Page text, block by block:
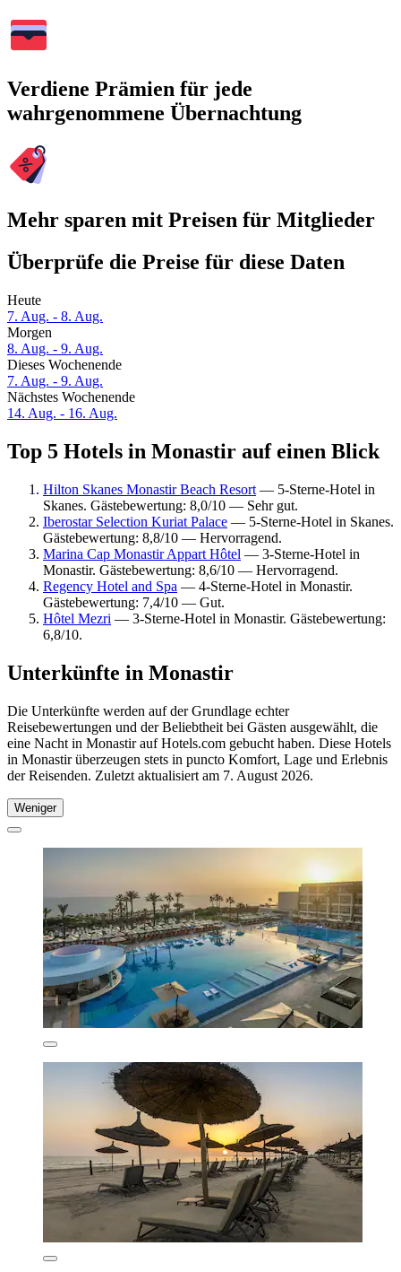
Verdiene Prämien für jede
wahrgenommene Übernachtung
Mehr sparen mit Preisen für Mitglieder
Überprüfe die Preise für diese Daten
Heute
7. Aug. - 8. Aug.
Morgen
8. Aug. - 9. Aug.
Dieses Wochenende
7. Aug. - 9. Aug.
Nächstes Wochenende
14. Aug. - 16. Aug.
Top 5 Hotels in Monastir auf einen Blick
Hilton Skanes Monastir Beach Resort — 5-Sterne-Hotel in
Skanes. Gästebewertung: 8,0/10 — Sehr gut.
Iberostar Selection Kuriat Palace — 5-Sterne-Hotel in Skanes.
Gästebewertung: 8,8/10 — Hervorragend.
Marina Cap Monastir Appart Hôtel — 3-Sterne-Hotel in
Monastir. Gästebewertung: 8,6/10 — Hervorragend.
Regency Hotel and Spa — 4-Sterne-Hotel in Monastir.
Gästebewertung: 7,4/10 — Gut.
Hôtel Mezri — 3-Sterne-Hotel in Monastir. Gästebewertung:
6,8/10.
Unterkünfte in Monastir
Die Unterkünfte werden auf der Grundlage echter
Reisebewertungen und der Beliebtheit bei Gästen ausgewählt, die
eine Nacht in Monastir auf Hotels.com gebucht haben. Diese Hotels
in Monastir überzeugen stets in puncto Komfort, Lage und Erlebnis
der Reisenden. Zuletzt aktualisiert am 7. August 2026.
Weniger